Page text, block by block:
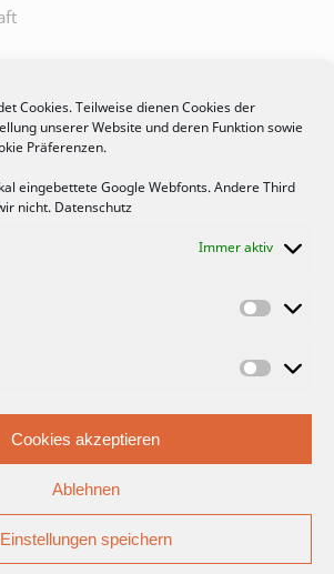
Cookies. Teilweise dienen Cookies der
unserer Website und deren Funktion sowie
Präferenzen.
eingebettete Google Webfonts. Andere Third
nicht. Datenschutz
Immer aktiv
Cookies akzeptieren
Ablehnen
Einstellungen speichern
akzeptieren und die Inhalte zu